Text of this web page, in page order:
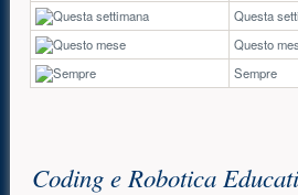
Questa
Questo
Sempre
Coding e Robotica